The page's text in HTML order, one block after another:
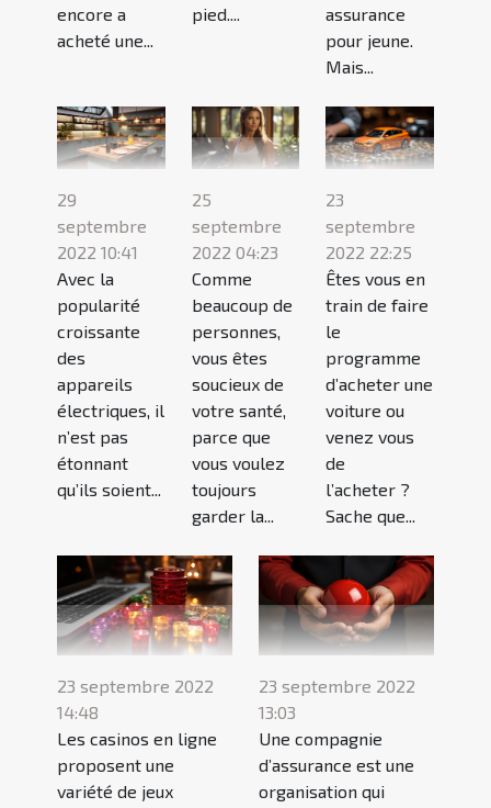
encore a
acheté une...
pied....
assurance
pour jeune.
Mais...
29
septembre
2022 10:41
Avec la
popularité
croissante
des
appareils
électriques, il
n’est pas
étonnant
qu’ils soient...
25
septembre
2022 04:23
Comme
beaucoup de
personnes,
vous êtes
soucieux de
votre santé,
parce que
vous voulez
toujours
garder la...
23
septembre
2022 22:25
Êtes vous en
train de faire
le
programme
d’acheter une
voiture ou
venez vous
de
l’acheter ?
Sache que...
23 septembre 2022
14:48
Les casinos en ligne
proposent une
variété de jeux
23 septembre 2022
13:03
Une compagnie
d’assurance est une
organisation qui